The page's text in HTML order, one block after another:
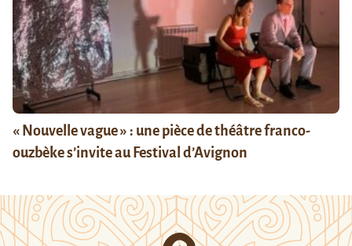
« Nouvelle vague » : une pièce de théâtre franco-
ouzbèke s’invite au Festival d’Avignon